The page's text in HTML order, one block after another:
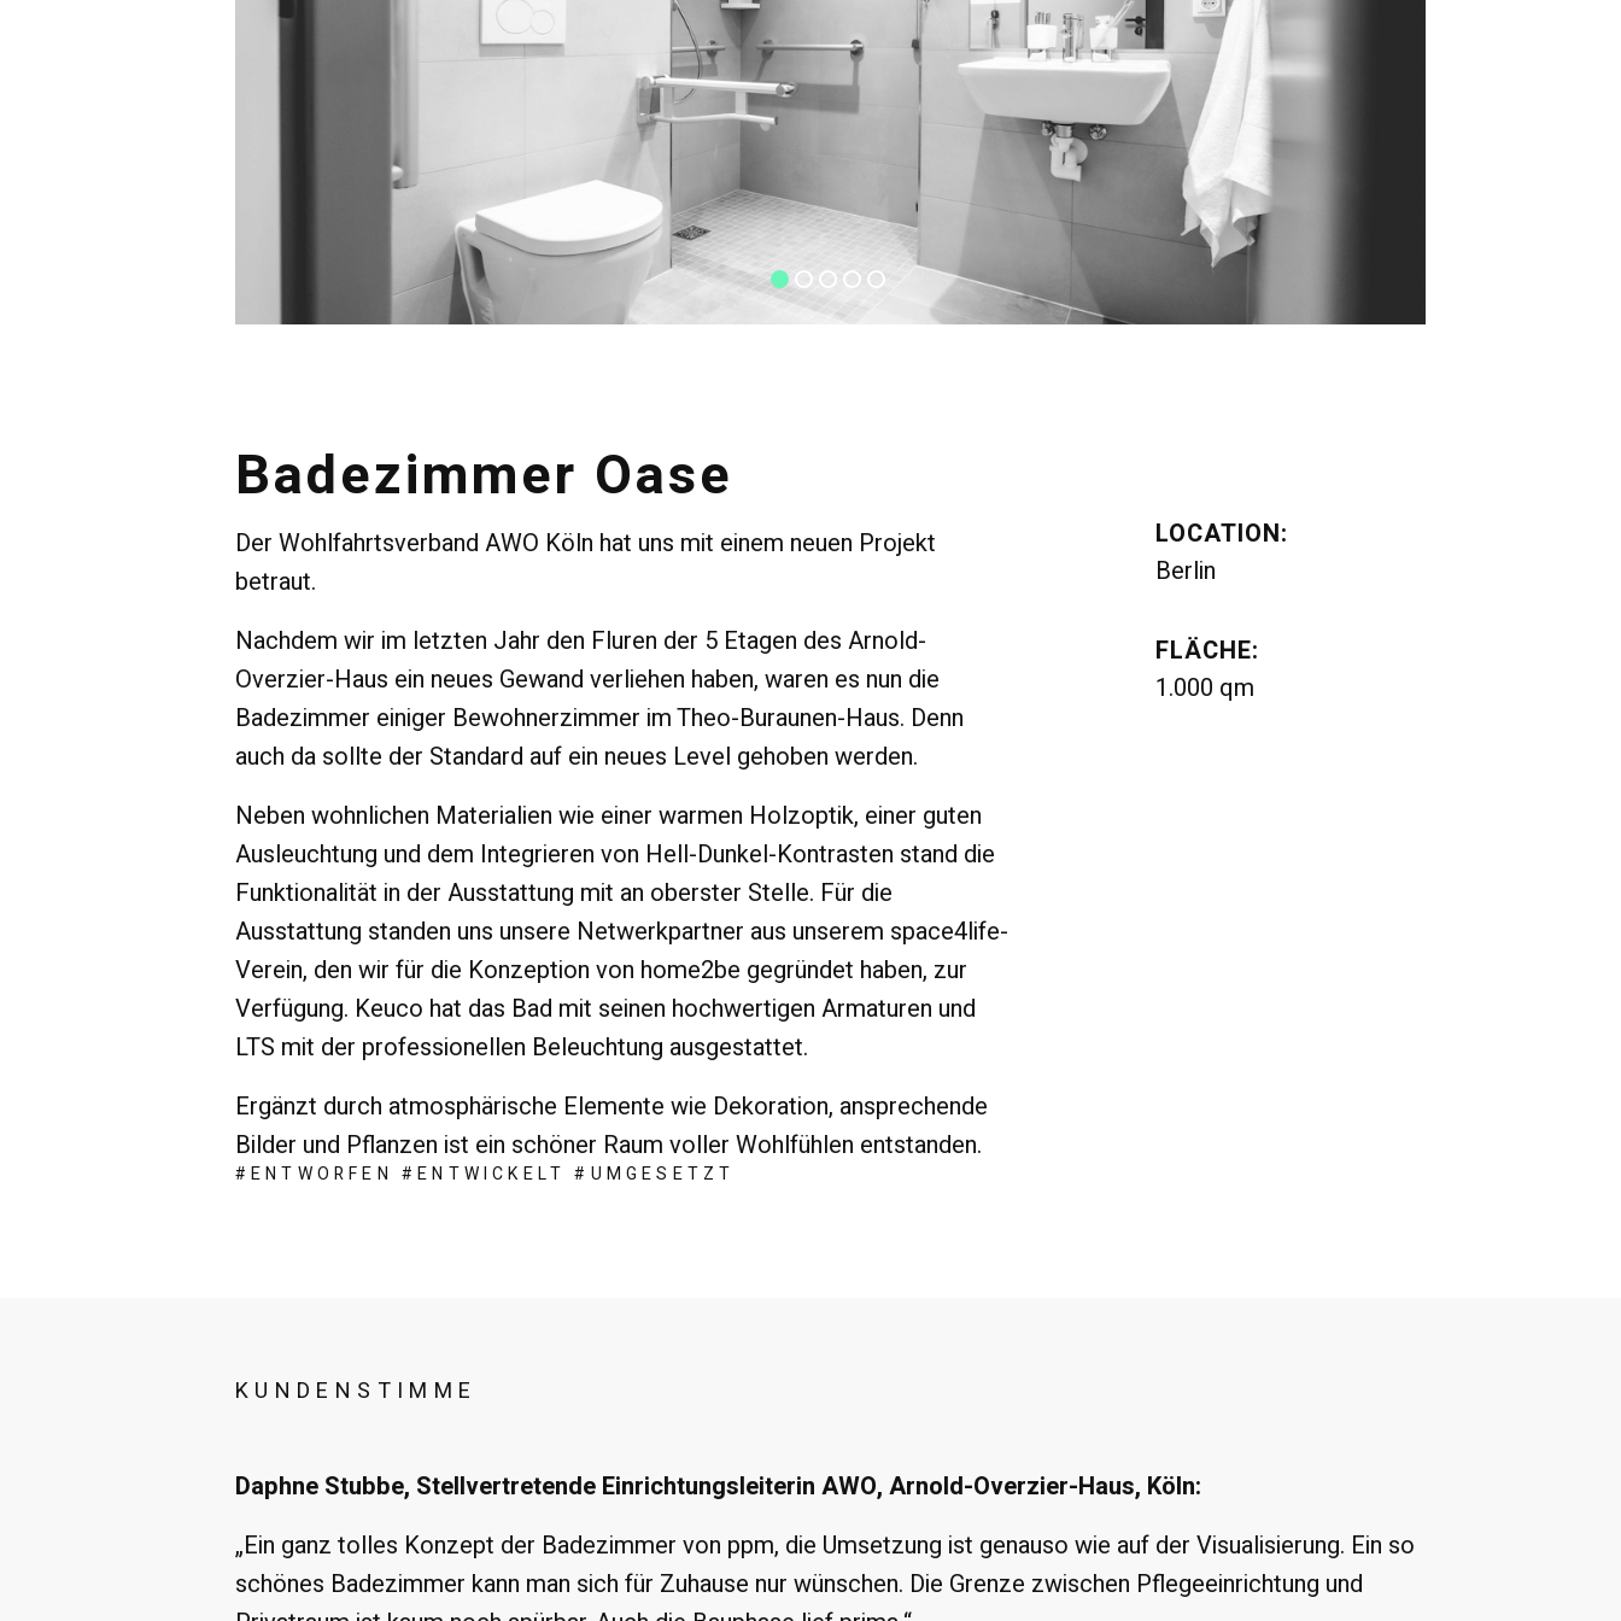
Badezimmer Oase
Der Wohlfahrtsverband AWO Köln hat uns mit einem neuen Projekt
betraut.
Nachdem wir im letzten Jahr den Fluren der 5 Etagen des Arnold-
Overzier-Haus ein neues Gewand verliehen haben, waren es nun die
Badezimmer einiger Bewohnerzimmer im Theo-Buraunen-Haus. Denn
auch da sollte der Standard auf ein neues Level gehoben werden.
Neben wohnlichen Materialien wie einer warmen Holzoptik, einer guten
Ausleuchtung und dem Integrieren von Hell-Dunkel-Kontrasten stand die
Funktionalität in der Ausstattung mit an oberster Stelle. Für die
Ausstattung standen uns unsere Netwerkpartner aus unserem space4life-
Verein, den wir für die Konzeption von home2be gegründet haben, zur
Verfügung. Keuco hat das Bad mit seinen hochwertigen Armaturen und
LTS mit der professionellen Beleuchtung ausgestattet.
Ergänzt durch atmosphärische Elemente wie Dekoration, ansprechende
Bilder und Pflanzen ist ein schöner Raum voller Wohlfühlen entstanden.
#ENTWORFEN #ENTWICKELT #UMGESETZT
LOCATION:
Berlin
FLÄCHE:
1.000 qm
KUNDENSTIMME
Daphne Stubbe, Stellvertretende Einrichtungsleiterin AWO, Arnold-Overzier-Haus, Köln:
„Ein ganz tolles Konzept der Badezimmer von ppm, die Umsetzung ist genauso wie auf der Visualisierung. Ein so
schönes Badezimmer kann man sich für Zuhause nur wünschen. Die Grenze zwischen Pflegeeinrichtung und